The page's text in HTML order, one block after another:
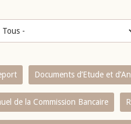
Documents d’Etude et
de la Commission Bancaire